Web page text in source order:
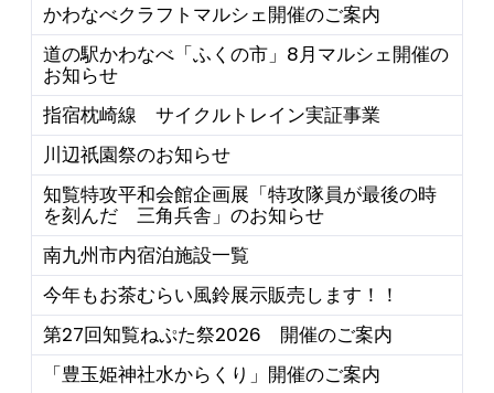
かわなべクラフトマルシェ開催のご案内
道の駅かわなべ「ふくの市」8月マルシェ開催の
お知らせ
指宿枕崎線 サイクルトレイン実証事業
川辺祇園祭のお知らせ
知覧特攻平和会館企画展「特攻隊員が最後の時
を刻んだ 三角兵舎」のお知らせ
南九州市内宿泊施設一覧
今年もお茶むらい風鈴展示販売します！！
第27回知覧ねぷた祭2026 開催のご案内
「豊玉姫神社水からくり」開催のご案内